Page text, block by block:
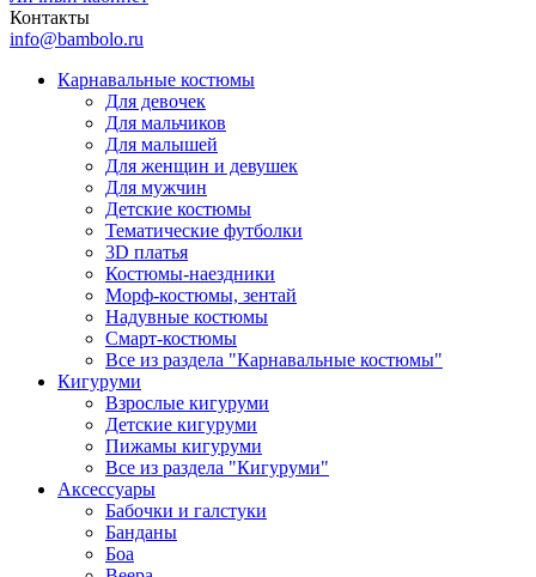
Контакты
info@bambolo.ru
Карнавальные костюмы
Для девочек
Для мальчиков
Для малышей
Для женщин и девушек
Для мужчин
Детские костюмы
Тематические футболки
3D платья
Костюмы-наездники
Морф-костюмы, зентай
Надувные костюмы
Смарт-костюмы
Все из раздела "Карнавальные костюмы"
Кигуруми
Взрослые кигуруми
Детские кигуруми
Пижамы кигуруми
Все из раздела "Кигуруми"
Аксессуары
Бабочки и галстуки
Банданы
Боа